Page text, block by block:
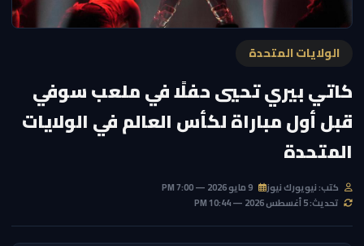
الولايات المتحدة
كاتي بيري تحيي حفلًا في ملعب سوفي
قبل أول مباراة لكأس العالم في الولايات
المتحدة
كتب: نيويورك نيوز
تحديث: 5 أغسطس 2026 — 10:44 PM